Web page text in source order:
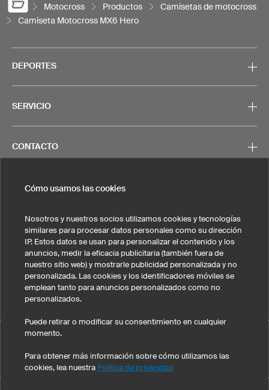
Motocross Productos
Camisetas de motocross
Camiseta Motocross MX6 Hero
DEPORTES
SERVICIO
CONTACTO
Estados Unidos
Nota legal Política de privacidad
Cookies y seguimiento
Condiciones generales de venta
Camiseta Motocross MX6 Hero ha obtenido una nota media
de 4.9 sobre 5 , calculada a partir de 402 evaluaciones de clientes
Evaluaciones de clientes
Cómo usamos las cookies
Nosotros y nuestros socios utilizamos cookies y tecnologías
similares para procesar datos personales como su dirección
IP. Estos datos se usan para personalizar el contenido y los
anuncios, medir la eficacia publicitaria (también fuera de
nuestro sitio web) y mostrarle publicidad personalizada y no
personalizada. Las cookies y los identificadores móviles se
emplean tanto para anuncios personalizados como no
personalizados.
Puede retirar o modificar su consentimiento en cualquier
momento.
Para obtener más información sobre cómo utilizamos las
cookies, lea nuestra Política de privacidad